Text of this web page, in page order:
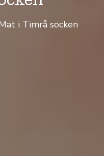
i Timrå socken